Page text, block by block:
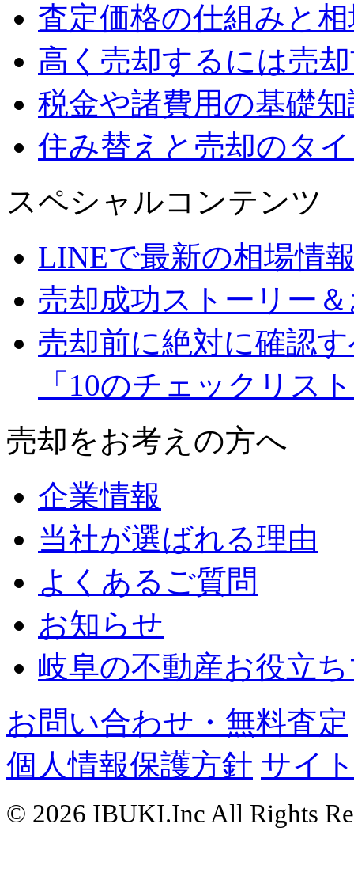
査定価格の仕組みと
高く売却するには売
税金や諸費用の基礎
住み替えと売却のタ
スペシャルコンテンツ
LINEで最新の相場情
売却成功ストーリー
売却前に絶対に確認
「10のチェックリス
売却をお考えの方へ
企業情報
当社が選ばれる理由
よくあるご質問
お知らせ
岐阜の不動産お役立
お問い合わせ・無料査定
個人情報保護方針 サイ
© 2026 IBUKI.Inc All Rights